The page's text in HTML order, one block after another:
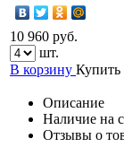
10 960 руб.
шт.
В корзину Купить
Описание
Наличие на
Отзывы о